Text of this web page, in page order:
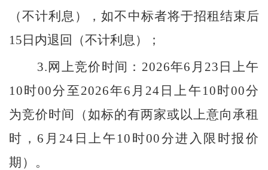
（不计利息），如不中标者将于招租结束后
15 日内退回（不计利息）；
3. 网上竞价时间： 2026年6 月 23 日上午
10时00分至2026年6 月 24 日上午10时00分
为竞价时间（如标的有两家或以上意向承租
时， 6 月 24 日上午10 时00分进入限时报价
期）。